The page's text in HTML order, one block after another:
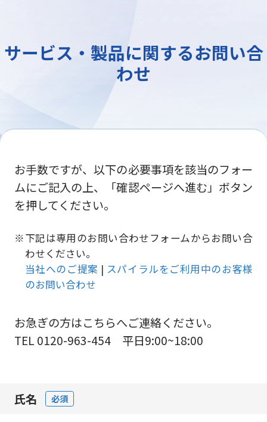
サービス・製品に関するお問い合
わせ
お手数ですが、以下の必要事項を該当のフォー
ムにご記入の上、「確認ページへ進む」ボタン
を押してください。
下記は専用のお問い合わせフォームからお問い合
わせください。
当社へのご提案 | スパイラルをご利用中のお客様
のお問い合わせ
お急ぎの方はこちらへご連絡ください。
TEL 0120-963-454 平日9:00~18:00
氏名 必須